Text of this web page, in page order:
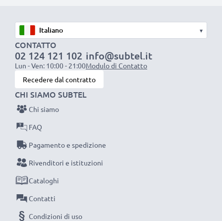
Ottima velocità di ricarica
1x batteria da 1000 mAh: circa 2 ore
1x batteria da 2000 mAh: circa 4 ore
1x batteria da 3000 mAh: circa 6 ore
NOTA BENE:per una prestaziona ottimale e il
raggiungimento di efficienza desiderata ricarica
completamente le batterie prima d‘impiegarle.
questo caricabatteria intelligente, con schermo
LCD, marcato CELLONIC. Ordina ora, spedizione
rapida e 3 anni di garanzia!
▾
CONTATTO
02 124 121 102
Lun - Ven: 10:00 - 21:00
info@subtel.it
Modulo di Contatto
Recedere dal contratto
CHI SIAMO SUBTEL
Chi siamo
FAQ
Pagamento e spedizione
Rivenditori e istituzioni
Cataloghi
Contatti
Condizioni di uso